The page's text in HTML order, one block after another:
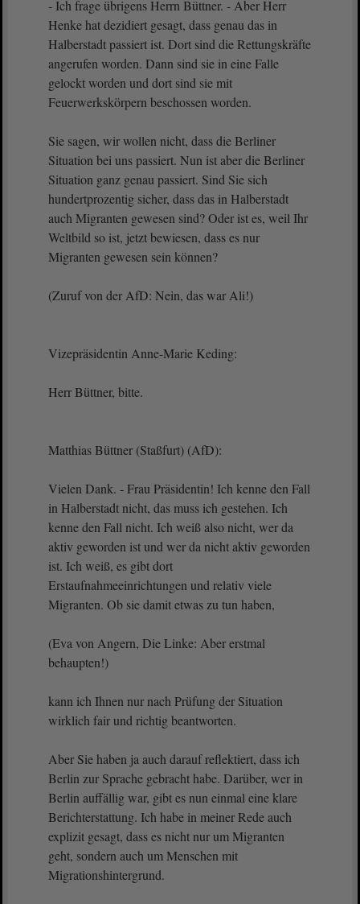
- Ich frage übrigens Herrn Büttner. - Aber Herr
Henke hat dezidiert gesagt, dass genau das in
Halberstadt passiert ist. Dort sind die Rettungskräfte
angerufen worden. Dann sind sie in eine Falle
gelockt worden und dort sind sie mit
Feuerwerkskörpern beschossen worden.
Sie sagen, wir wollen nicht, dass die Berliner
Situation bei uns passiert. Nun ist aber die Berliner
Situation ganz genau passiert. Sind Sie sich
hundertprozentig sicher, dass das in Halberstadt
auch Migranten gewesen sind? Oder ist es, weil Ihr
Weltbild so ist, jetzt bewiesen, dass es nur
Migranten gewesen sein können?
(Zuruf von der AfD: Nein, das war Ali!)
Vizepräsidentin Anne-Marie Keding:
Herr Büttner, bitte.
Matthias Büttner (Staßfurt) (AfD):
Vielen Dank. - Frau Präsidentin! Ich kenne den Fall
in Halberstadt nicht, das muss ich gestehen. Ich
kenne den Fall nicht. Ich weiß also nicht, wer da
aktiv geworden ist und wer da nicht aktiv geworden
ist. Ich weiß, es gibt dort
Erstaufnahmeeinrichtungen und relativ viele
Migranten. Ob sie damit etwas zu tun haben,
(Eva von Angern, Die Linke: Aber erstmal
behaupten!)
kann ich Ihnen nur nach Prüfung der Situation
wirklich fair und richtig beantworten.
Aber Sie haben ja auch darauf reflektiert, dass ich
Berlin zur Sprache gebracht habe. Darüber, wer in
Berlin auffällig war, gibt es nun einmal eine klare
Berichterstattung. Ich habe in meiner Rede auch
explizit gesagt, dass es nicht nur um Migranten
geht, sondern auch um Menschen mit
Migrationshintergrund.